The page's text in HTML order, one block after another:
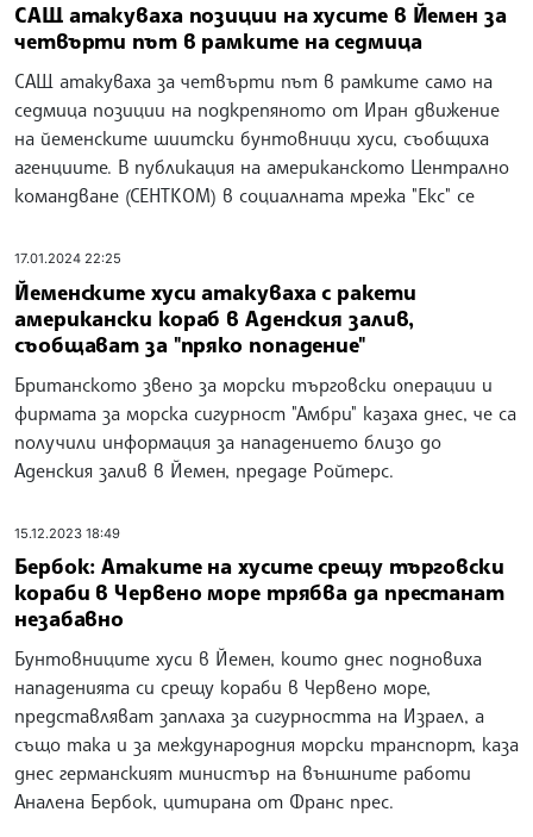
САЩ атакуваха позиции на хусите в Йемен за
четвърти път в рамките на седмица
САЩ атакуваха за четвърти път в рамките само на
седмица позиции на подкрепяното от Иран движение
на йеменските шиитски бунтовници хуси, съобщиха
агенциите. В публикация на американското Централно
командване (СЕНТКОМ) в социалната мрежа "Екс" се
17.01.2024 22:25
Йеменските хуси атакуваха с ракети
американски кораб в Аденския залив,
съобщават за "пряко попадение"
Британското звено за морски търговски операции и
фирмата за морска сигурност "Амбри" казаха днес, че са
получили информация за нападението близо до
Аденския залив в Йемен, предаде Ройтерс.
15.12.2023 18:49
Бербок: Атаките на хусите срещу търговски
кораби в Червено море трябва да престанат
незабавно
Бунтовниците хуси в Йемен, които днес подновиха
нападенията си срещу кораби в Червено море,
представляват заплаха за сигурността на Израел, а
също така и за международния морски транспорт, каза
днес германският министър на външните работи
Аналена Бербок, цитирана от Франс прес.